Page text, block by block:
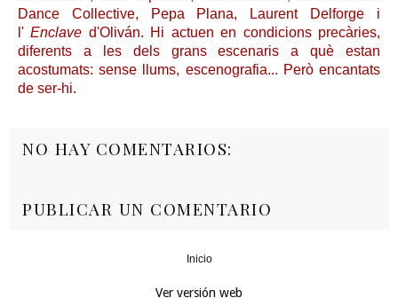
Dance Collective, Pepa Plana, Laurent Delforge i
l' Enclave d'Oliván. Hi actuen en condicions precàries,
diferents a les dels grans escenaris a què estan
acostumats: sense llums, escenografia... Però encantats
de ser-hi.
NO HAY COMENTARIOS:
PUBLICAR UN COMENTARIO
Inicio
Ver versión web